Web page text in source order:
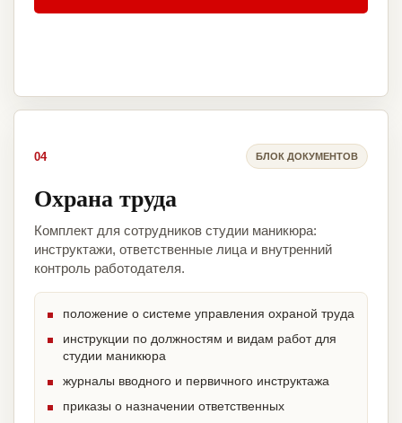
04 БЛОК ДОКУМЕНТОВ
Охрана труда
Комплект для сотрудников студии маникюра:
инструктажи, ответственные лица и внутренний
контроль работодателя.
положение о системе управления охраной труда
инструкции по должностям и видам работ для
студии маникюра
журналы вводного и первичного инструктажа
приказы о назначении ответственных